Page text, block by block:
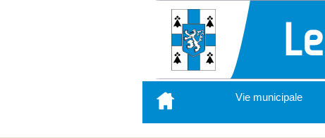
contenu
Vie municipale